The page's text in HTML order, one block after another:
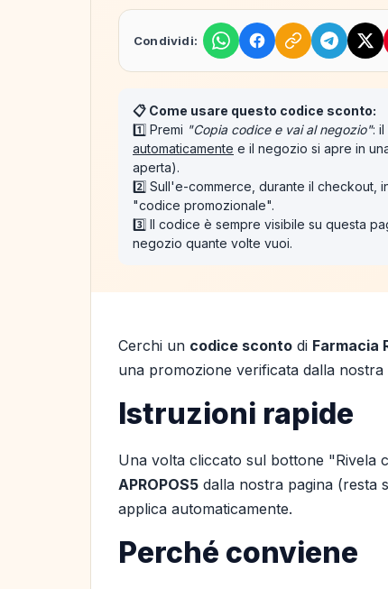
Condividi:
📋 Come usare questo codice sconto:
1️⃣ Premi "Copia codice e vai al negozio":
automaticamente e il negozio si apre in
aperta).
2️⃣ Sull'e-commerce, durante il checkout,
"codice promozionale".
3️⃣ Il codice è sempre visibile su questa
negozio quante volte vuoi.
Cerchi un codice sconto di Farmacia
una promozione verificata dalla
Istruzioni rapide
Una volta cliccato sul bottone "Rivela
APROPOS5 dalla nostra pagina (resta
applica automaticamente.
Perché conviene